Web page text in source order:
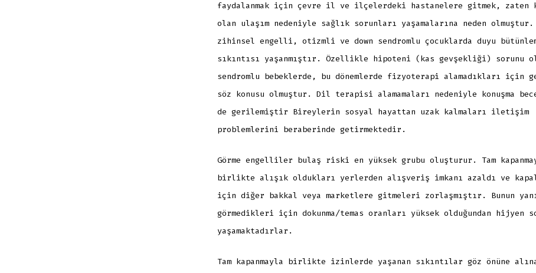
faydalanmak için çevre il ve ilçelerdeki hastanelere gitmek, zaten
olan ulaşım nedeniyle sağlık sorunları yaşamalarına neden olmuştur.
zihinsel engelli, otizmli ve down sendromlu çocuklarda duyu
sıkıntısı yaşanmıştır. Özellikle hipoteni (kas gevşekliği) sorunu
sendromlu bebeklerde, bu dönemlerde fizyoterapi alamadıkları için
söz konusu olmuştur. Dil terapisi alamamaları nedeniyle konuşma
de gerilemiştir Bireylerin sosyal hayattan uzak kalmaları iletişim
problemlerini beraberinde getirmektedir.
Görme engelliler bulaş riski en yüksek grubu oluşturur. Tam
birlikte alışık oldukları yerlerden alışveriş imkanı azaldı ve
için diğer bakkal veya marketlere gitmeleri zorlaşmıştır. Bunun
görmedikleri için dokunma/temas oranları yüksek olduğundan hijyen
yaşamaktadırlar.
Tam kapanmayla birlikte izinlerde yaşanan sıkıntılar göz önüne